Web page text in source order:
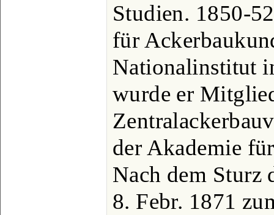
Studien. 1850-
für
Nationalinstitut
wurde er
der Akademie
Nach dem Sturz
8. Febr. 1871